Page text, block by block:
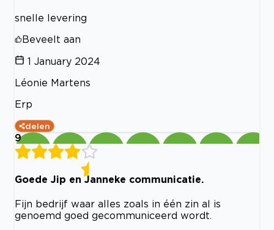
snelle levering
Beveelt aan
1 January 2024
Léonie Martens
Erp
delen
9
Goede Jip en Janneke communicatie.
Fijn bedrijf waar alles zoals in één zin al is
genoemd goed gecommuniceerd wordt.